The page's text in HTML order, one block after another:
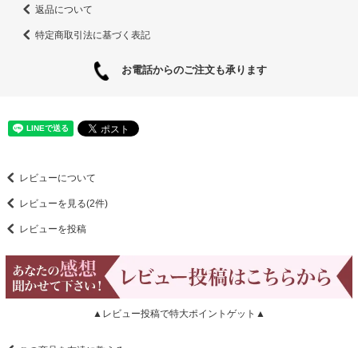
返品について
特定商取引法に基づく表記
お電話からのご注文も承ります
レビューについて
レビューを見る(2件)
レビューを投稿
▲レビュー投稿で特大ポイントゲット▲